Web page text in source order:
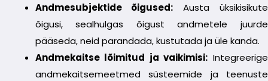
Andmesubjektide õigused: Austa üksikisikute
õigusi, sealhulgas õigust andmetele juurde
pääseda, neid parandada, kustutada ja üle kanda.
Andmekaitse lõimitud ja vaikimisi: Integreerige
andmekaitsemeetmed süsteemide ja teenuste